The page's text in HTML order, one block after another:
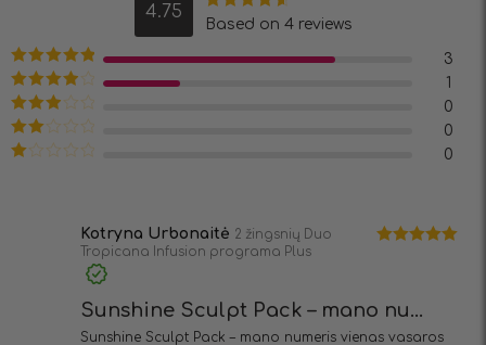
4.75
Įvertinimas:
Based on 4 reviews
Įvertinimas:
5
iš 5
3
Įvertinimas:
iš 5
1
Įvertinimas:
3
0
Įvertinimas:
0
0
Kotryna Urbonaitė 2 žingsnių Duo
Tropicana Infusion programa Plus
Sunshine Sculpt Pack – mano nu...
Sunshine Sculpt Pack – mano numeris vienas vasaros